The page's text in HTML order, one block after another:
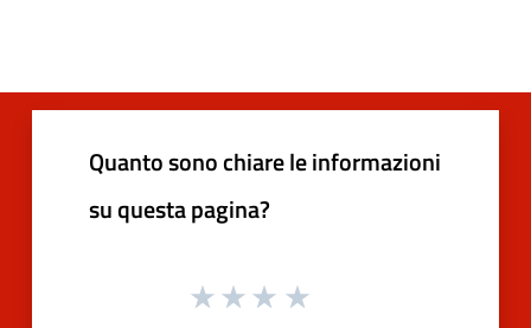
Quanto sono chiare le informazioni
su questa pagina?